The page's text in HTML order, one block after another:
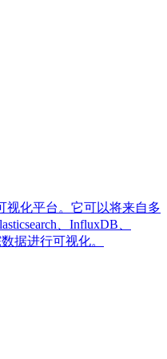
视化平台。它可以将来自多
、InfluxDB、
据进行可视化。